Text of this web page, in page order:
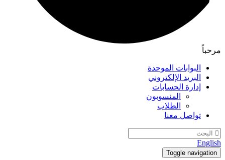
مرحباً
البوابات الموحدة
البريد الإلكتروني
إدارة الحسابات
المنسوبون
الطلاب
تواصل معنا
English
Toggle navigation